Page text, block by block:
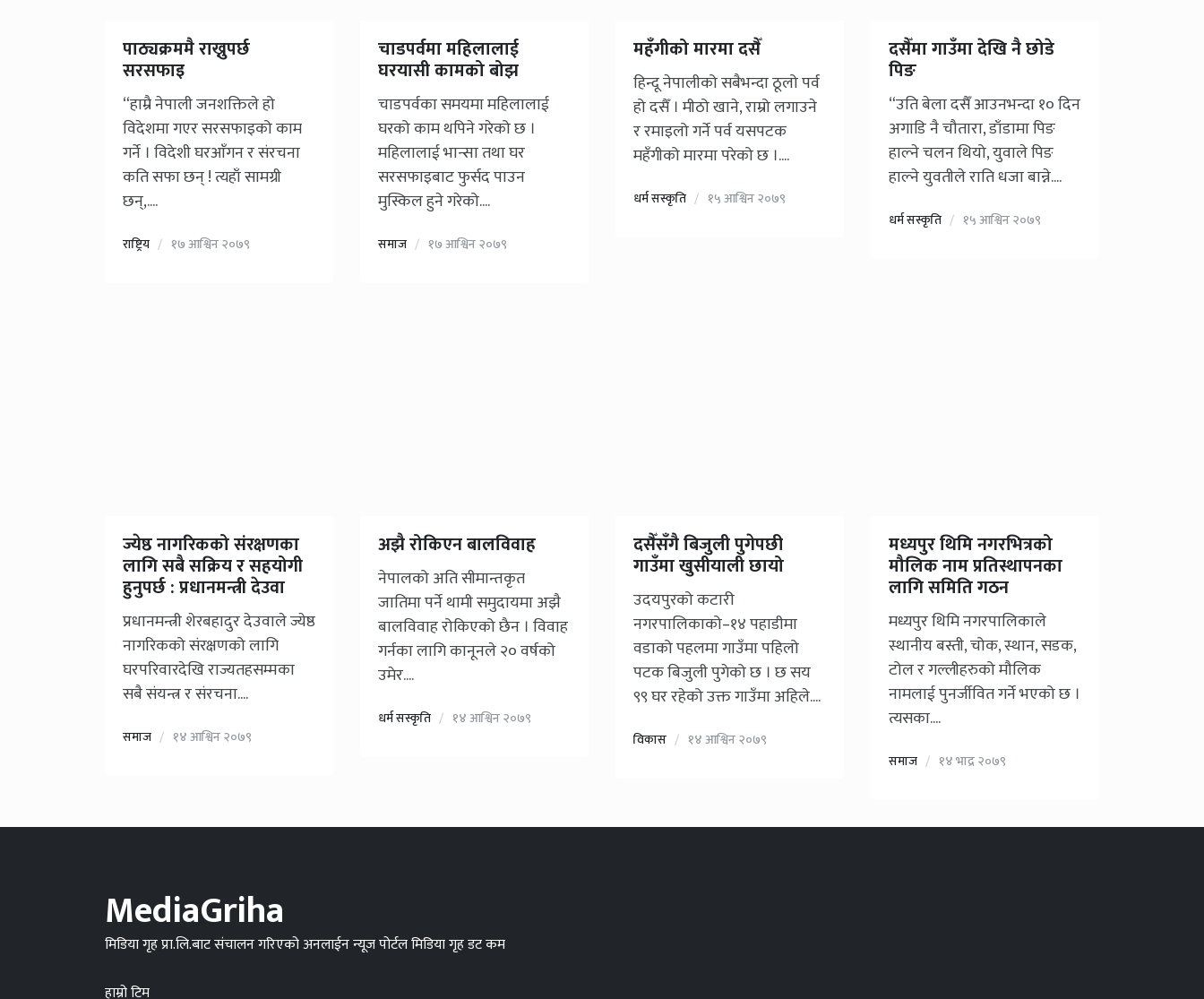
पाठ्यक्रममै राख्नुपर्छ
सरसफाइ
“हाम्रै नेपाली जनशक्तिले हो
विदेशमा गएर सरसफाइको काम
गर्ने । विदेशी घरआँगन र संरचना
कति सफा छन् ! त्यहाँ सामग्री
छन्,....
राष्ट्रिय १७ आश्विन २०७९
चाडपर्वमा महिलालाई
घरयासी कामको बोझ
चाडपर्वका समयमा महिलालाई
घरको काम थपिने गरेको छ ।
महिलालाई भान्सा तथा घर
सरसफाइबाट फुर्सद पाउन
मुस्किल हुने गरेको....
समाज १७ आश्विन २०७९
महँगीको मारमा दसैँ
हिन्दू नेपालीको सबैभन्दा ठूलो पर्व
हो दसैँ । मीठो खाने, राम्रो लगाउने
र रमाइलो गर्ने पर्व यसपटक
महँगीको मारमा परेको छ ।....
धर्म सस्कृति १५ आश्विन २०७९
दसैँमा गाउँमा देखि नै छोडे
पिङ
“उति बेला दसैँ आउनभन्दा १० दिन
अगाडि नै चौतारा, डाँडामा पिङ
हाल्ने चलन थियो, युवाले पिङ
हाल्ने युवतीले राति धजा बान्ने....
धर्म सस्कृति १५ आश्विन २०७९
ज्येष्ठ नागरिकको संरक्षणका
लागि सबै सक्रिय र सहयोगी
हुनुपर्छ : प्रधानमन्त्री देउवा
प्रधानमन्त्री शेरबहादुर देउवाले ज्येष्ठ
नागरिकको संरक्षणको लागि
घरपरिवारदेखि राज्यतहसम्मका
सबै संयन्त्र र संरचना....
समाज १४ आश्विन २०७९
अझै रोकिएन बालविवाह
नेपालको अति सीमान्तकृत
जातिमा पर्ने थामी समुदायमा अझै
बालविवाह रोकिएको छैन । विवाह
गर्नका लागि कानूनले २० वर्षको
उमेर....
धर्म सस्कृति १४ आश्विन २०७९
दसैँसँगै बिजुली पुगेपछी
गाउँमा खुसीयाली छायो
उदयपुरको कटारी
नगरपालिकाको–१४ पहाडीमा
वडाको पहलमा गाउँमा पहिलो
पटक बिजुली पुगेको छ । छ सय
९९ घर रहेको उक्त गाउँमा अहिले....
विकास १४ आश्विन २०७९
मध्यपुर थिमि नगरभित्रको
मौलिक नाम प्रतिस्थापनका
लागि समिति गठन
मध्यपुर थिमि नगरपालिकाले
स्थानीय बस्ती, चोक, स्थान, सडक,
टोल र गल्लीहरुको मौलिक
नामलाई पुनर्जीवित गर्ने भएको छ ।
त्यसका....
समाज १४ भाद्र २०७९
MediaGriha
मिडिया गृह प्रा.लि.बाट संचालन गरिएको अनलाईन न्यूज पोर्टल मिडिया गृह डट कम
हाम्रो टिम